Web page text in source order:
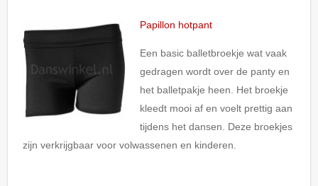
Papillon hotpant
Een basic balletbroekje wat vaak
gedragen wordt over de panty en
het balletpakje heen. Het broekje
kleedt mooi af en voelt prettig aan
tijdens het dansen. Deze broekjes
zijn verkrijgbaar voor volwassenen en kinderen.